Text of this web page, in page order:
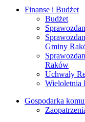
Finanse i Budżet
Budżet
Gminy
Raków
Uchwały
Wieloletnia
Gospodarka